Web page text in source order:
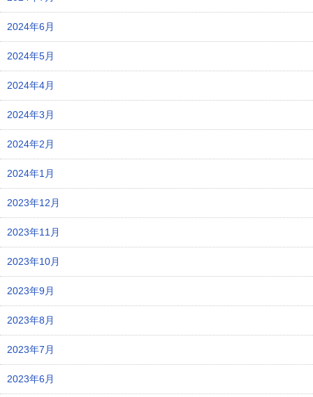
2024年6月
2024年5月
2024年4月
2024年3月
2024年2月
2024年1月
2023年12月
2023年11月
2023年10月
2023年9月
2023年8月
2023年7月
2023年6月